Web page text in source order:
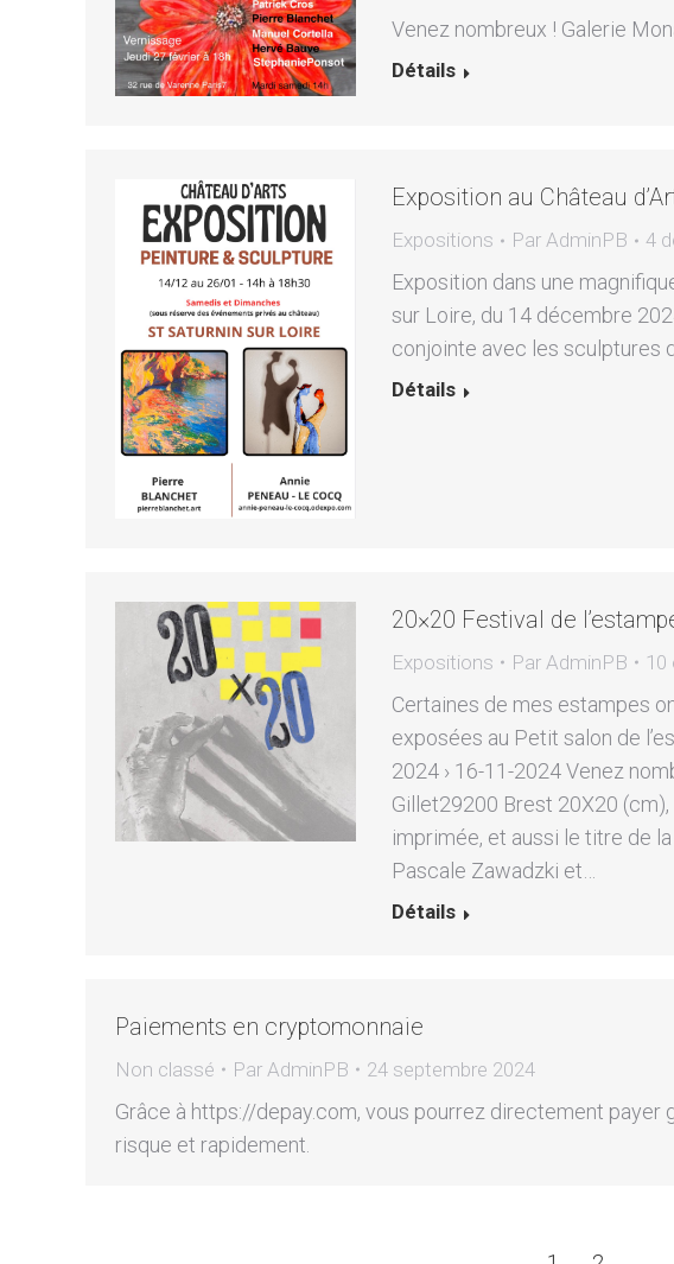
Venez nombreux ! Galerie
Détails
Exposition au Château
Expositions Par AdminPB 4
Exposition dans une
sur Loire, du 14 décembre
conjointe avec les sculptures
Détails
20×20 Festival de
Expositions Par AdminPB 10
Certaines de mes estampes
exposées au Petit salon de
2024 › 16-11-2024 Venez
Gillet29200 Brest 20X20
imprimée, et aussi le titre de
Pascale Zawadzki et…
Détails
Paiements en cryptomonnaie
Non classé Par AdminPB 24 septembre 2024
Grâce à https://depay.com, vous pourrez directement payer
risque et rapidement.